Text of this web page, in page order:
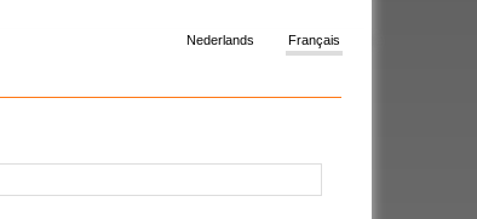
Français
Nederlands